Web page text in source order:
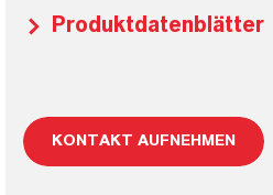
Produktdatenblätter
KONTAKT AUFNEHMEN